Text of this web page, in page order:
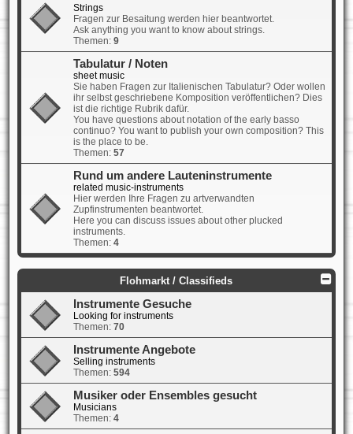
Strings
Fragen zur Besaitung werden hier beantwortet.
Ask anything you want to know about strings.
Themen: 9
Tabulatur / Noten
sheet music
Sie haben Fragen zur Italienischen Tabulatur? Oder wollen
ihr selbst geschriebene Komposition veröffentlichen? Dies
ist die richtige Rubrik dafür.
You have questions about notation of the early basso
continuo? You want to publish your own composition? This
is the place to be.
Themen: 57
Rund um andere Lauteninstrumente
related music-instruments
Hier werden Ihre Fragen zu artverwandten
Zupfinstrumenten beantwortet.
Here you can discuss issues about other plucked
instruments.
Themen: 4
Flohmarkt / Classifieds
Instrumente Gesuche
Looking for instruments
Themen: 70
Instrumente Angebote
Selling instruments
Themen: 594
Musiker oder Ensembles gesucht
Musicians
Themen: 4